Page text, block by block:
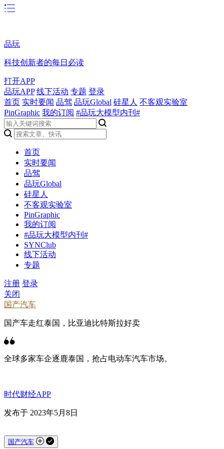
品玩
科技创新者的每日必读
打开APP
品玩APP 线下活动 专题 登录
首页 实时要闻 品驾 品玩Global 硅星人 不客观实验室
PinGraphic 我的订阅 #品玩大模型内刊#
首页
实时要闻
品驾
品玩Global
硅星人
不客观实验室
PinGraphic
我的订阅
#品玩大模型内刊#
SYNClub
线下活动
专题
注册 登录
关闭
国产汽车
国产车走红泰国，比亚迪比特斯拉好卖
全球多家车企逐鹿泰国，抢占电动车汽车市场。
时代财经APP
发布于 2023年5月8日
国产汽车